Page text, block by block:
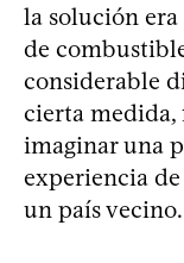
la solución
de
considerable
cierta medida,
imaginar una
experiencia de
un país vecino.